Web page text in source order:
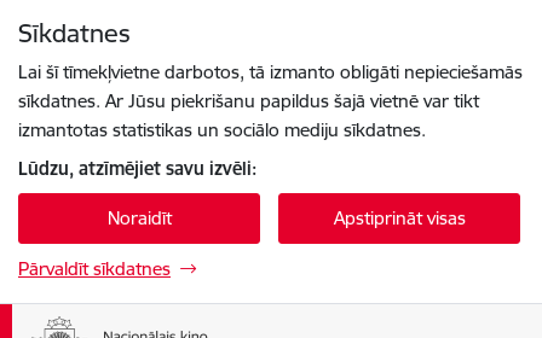
Sīkdatnes
Lai šī tīmekļvietne darbotos, tā izmanto obligāti nepieciešamās
sīkdatnes. Ar Jūsu piekrišanu papildus šajā vietnē var tikt
izmantotas statistikas un sociālo mediju sīkdatnes.
Lūdzu, atzīmējiet savu izvēli:
Noraidīt Apstiprināt visas
Pārvaldīt sīkdatnes